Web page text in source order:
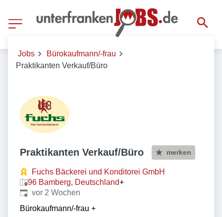
Jobs
Bürokaufmann/-frau
Praktikanten Verkauf/Büro
Praktikanten Verkauf/Büro merken
Fuchs Bäckerei und Konditorei GmbH
96 Bamberg, Deutschland+
Veröffentlicht:
vor 2 Wochen
Bürokaufmann/-frau +